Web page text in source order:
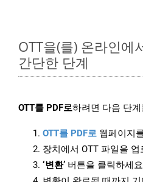
OTT을(를) 온라인에
간단한 단계
OTT를 PDF로하려면 다음 단
OTT를 PDF로 웹페이지
장치에서 OTT 파일을 업
‘변환’ 버튼을 클릭하세